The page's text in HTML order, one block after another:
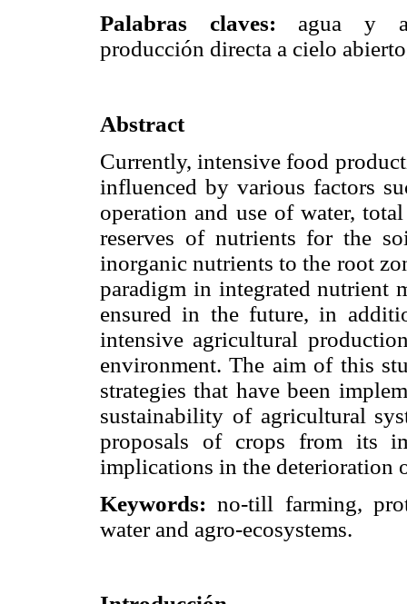
Palabras claves: agua y
producción directa a cielo
Abstract
Currently, intensive food
influenced by various factors
operation and use of water,
reserves of nutrients for the
inorganic nutrients to the root
paradigm in integrated nutrient
ensured in the future, in
intensive agricultural
environment. The aim of this
strategies that have been
sustainability of agricultural
proposals of crops from its
implications in the deterioration
Keywords: no-till farming,
water and agro-ecosystems.